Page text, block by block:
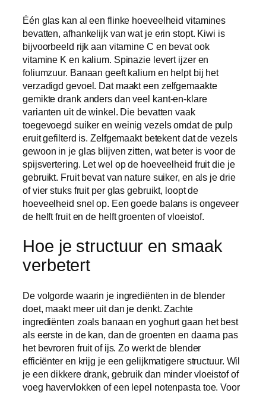
Één glas kan al een flinke hoeveelheid vitamines
bevatten, afhankelijk van wat je erin stopt. Kiwi is
bijvoorbeeld rijk aan vitamine C en bevat ook
vitamine K en kalium. Spinazie levert ijzer en
foliumzuur. Banaan geeft kalium en helpt bij het
verzadigd gevoel. Dat maakt een zelfgemaakte
gemikte drank anders dan veel kant-en-klare
varianten uit de winkel. Die bevatten vaak
toegevoegd suiker en weinig vezels omdat de pulp
eruit gefilterd is. Zelfgemaakt betekent dat de vezels
gewoon in je glas blijven zitten, wat beter is voor de
spijsvertering. Let wel op de hoeveelheid fruit die je
gebruikt. Fruit bevat van nature suiker, en als je drie
of vier stuks fruit per glas gebruikt, loopt de
hoeveelheid snel op. Een goede balans is ongeveer
de helft fruit en de helft groenten of vloeistof.
Hoe je structuur en smaak
verbetert
De volgorde waarin je ingrediënten in de blender
doet, maakt meer uit dan je denkt. Zachte
ingrediënten zoals banaan en yoghurt gaan het best
als eerste in de kan, dan de groenten en daarna pas
het bevroren fruit of ijs. Zo werkt de blender
efficiënter en krijg je een gelijkmatigere structuur. Wil
je een dikkere drank, gebruik dan minder vloeistof of
voeg havervlokken of een lepel notenpasta toe. Voor